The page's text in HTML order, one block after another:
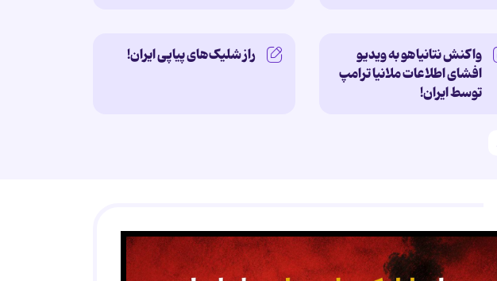
واکنش نتانیاهو به ویدیو
افشای اطلاعات ملانیا ترامپ
توسط ایران!
راز شلیک‌های پیاپی ایران!